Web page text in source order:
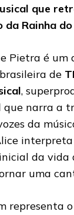
que
da Rainha
Pietra é um
de
,
narra a
da
da vida
uma
representa